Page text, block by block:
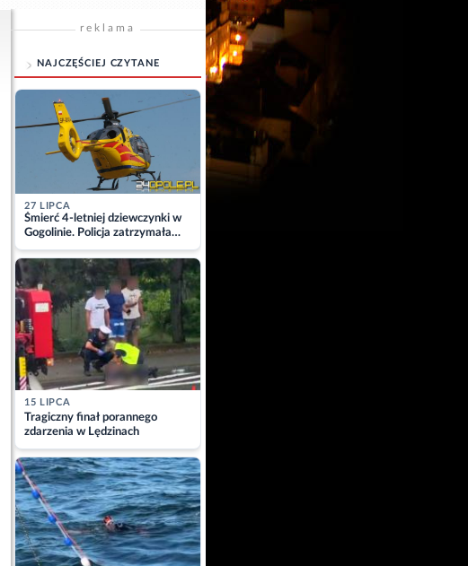
reklama
NAJCZĘŚCIEJ CZYTANE
27 LIPCA
Śmierć 4-letniej dziewczynki w
Gogolinie. Policja zatrzymała
matkę
15 LIPCA
Tragiczny finał porannego
zdarzenia w Lędzinach